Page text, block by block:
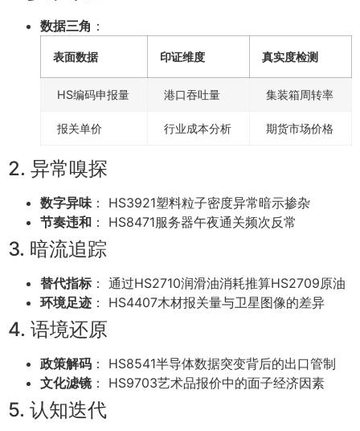
数据三角 ：
表面数据 印证维度 真实度检测
HS编码申报量 港口吞吐量 集装箱周转率
报关单价 行业成本分析 期货市场价格
2. 异常嗅探
数字异味： HS3921塑料粒子密度异常暗示掺杂
节奏违和 ： HS8471服务器午夜通关频次反常
3. 暗流追踪
替代指标： 通过HS2710润滑油消耗推算HS2709原油
环境足迹 ： HS4407木材报关量与卫星图像的差异
4. 语境还原
政策解码 ： HS8541半导体数据突变背后的出口管制
文化滤镜 ： HS9703艺术品报价中的面子经济因素
5. 认知迭代